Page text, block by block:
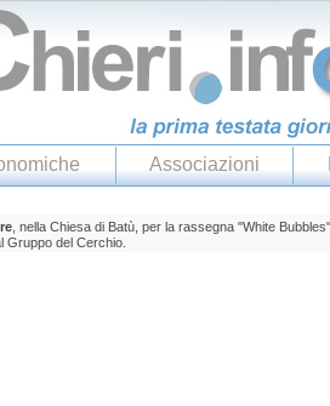
Associazioni
, nella Chiesa di Batù, per la rassegna "White
Gruppo del Cerchio.